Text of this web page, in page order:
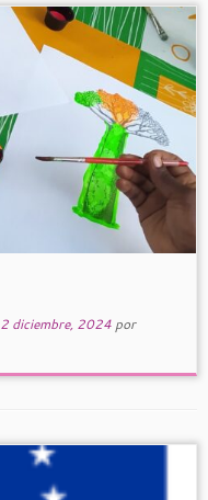
2 diciembre, 2024 por